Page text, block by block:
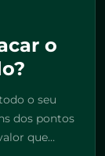
o
o seu
dos pontos
que…